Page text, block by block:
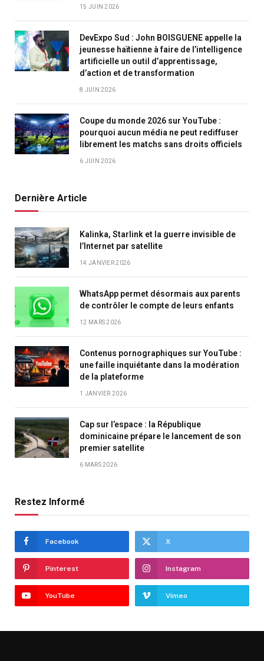
15 JUIN 2026
DevExpo Sud : John BOISGUENE appelle la
jeunesse haïtienne à faire de l’intelligence
artificielle un outil d’apprentissage,
d’action et de transformation
8 JUIN 2026
Coupe du monde 2026 sur YouTube :
pourquoi aucun média ne peut rediffuser
librement les matchs sans droits officiels
6 JUIN 2026
Dernière Article
Kalinka, Starlink et la guerre invisible de
l’Internet par satellite
14 JANVIER 2026
WhatsApp permet désormais aux parents
de contrôler le compte de leurs enfants
12 MARS 2026
Contenus pornographiques sur YouTube :
une faille inquiétante dans la modération
de la plateforme
1 JANVIER 2026
Cap sur l’espace : la République
dominicaine prépare le lancement de son
premier satellite
6 MARS 2026
Restez Informé
Facebook X
Pinterest Instagram
YouTube Vimeo